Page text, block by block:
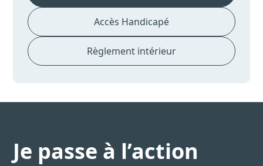
Accès Handicapé
Règlement intérieur
Je passe à l’action